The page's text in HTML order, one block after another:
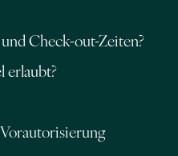
Check-out-Zeiten?
erlaubt?